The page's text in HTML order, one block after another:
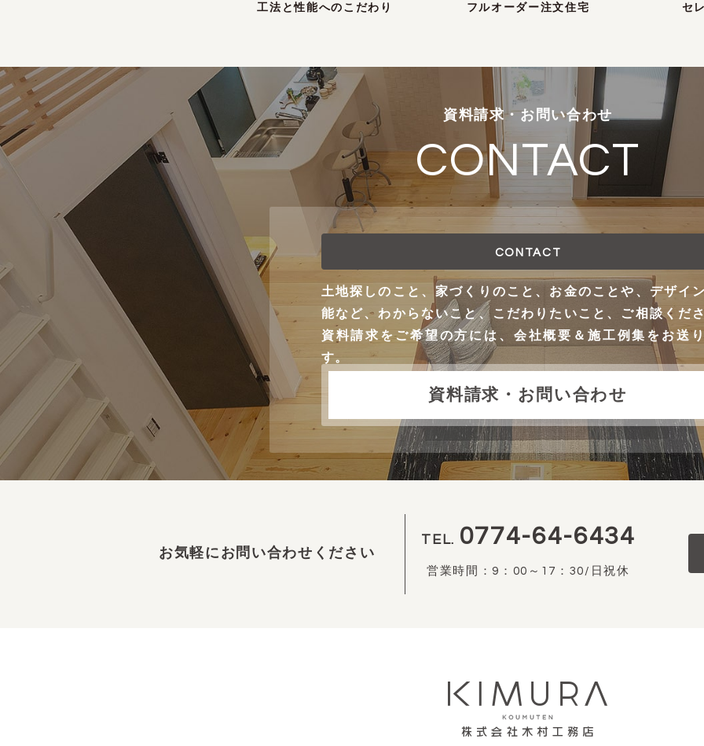
工法と性能へのこだわり
フルオーダー注文住宅
セ
資料請求・お問い合わせ
CONTACT
CONTACT
土地探しのこと、家づくりのこと、お金のことや、デザイ
能など、わからないこと、こだわりたいこと、ご相談くださ
資料請求をご希望の方には、会社概要＆施工例集をお送
す。
資料請求・お問い合わせ
お気軽にお問い合わせください
TEL. 0774-64-6434
営業時間：9：00～17：30/日祝休